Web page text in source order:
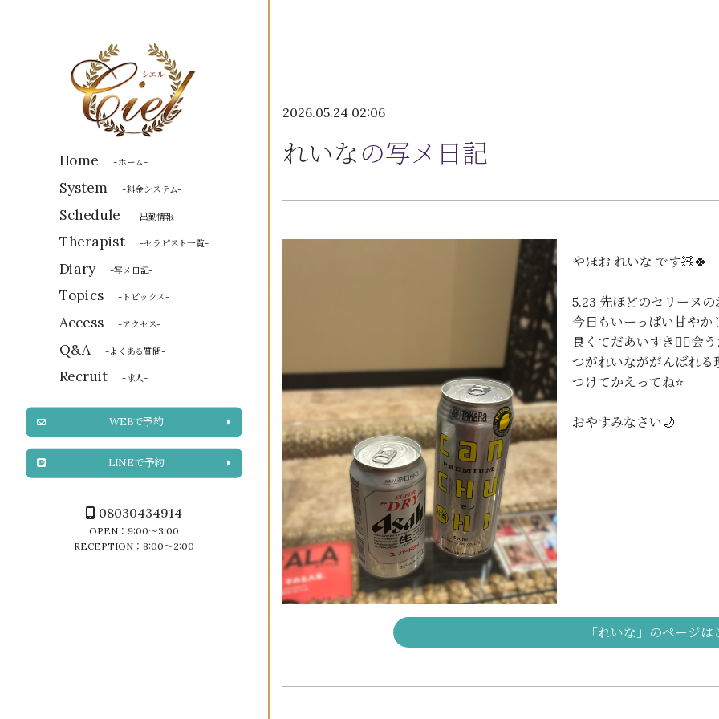
Home -ホーム-
System -料金システム-
Schedule -出勤情報-
Therapist -セラピスト一覧-
Diary -写メ日記-
Topics -トピックス-
Access -アクセス-
Q&A -よくある質問-
Recruit -求人-
WEBで予約
LINEで予約
08030434914
OPEN：9:00～3:00
RECEPTION：8:00～2:00
2026.05.24 02:06
れいなの写メ日記
やほお れいな です🧸🍀
5.23 先ほどのセリーヌ
今日もいーっぱい甘や
良くてだあいすき🙂‍↕️会
つがれいなががんばれ
つけてかえってね⭐️
おやすみなさい🌙
「れいな」のページ